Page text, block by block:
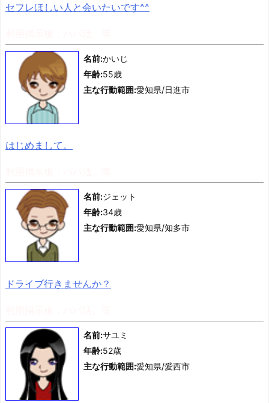
セフレほしい人と会いたいです^^
名前:かいじ
年齢:55歳
主な行動範囲:愛知県/日進市
はじめまして。
名前:ジェット
年齢:34歳
主な行動範囲:愛知県/知多市
ドライブ行きませんか？
名前:サユミ
年齢:52歳
主な行動範囲:愛知県/愛西市